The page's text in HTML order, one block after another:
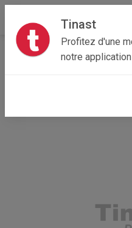
Tinast
Profitez d'une
notre
Accueil Immobilier